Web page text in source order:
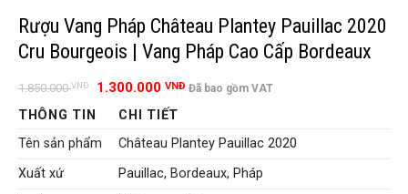
Rượu Vang Pháp Château Plantey Pauillac 2020
Cru Bourgeois | Vang Pháp Cao Cấp Bordeaux
1.850.000VNĐ
Giá
1.300.000 VNĐGiá
1.300.000 VNĐ.
Đã bao gồm VAT
THÔNG TIN
CHI TIẾT
Tên sản phẩm
Château Plantey Pauillac 2020
Xuất xứ
Pauillac, Bordeaux, Pháp